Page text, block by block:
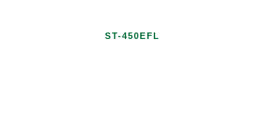
ST-450EFL